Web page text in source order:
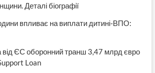
Деталі біографії
впливає на виплати дитині-ВПО:
від ЄС оборонний транш 3,47 млрд євро
Loan